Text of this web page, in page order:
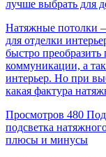
лучше выбрать для
Натяжные потолки
для отделки
быстро
коммуникации, а
интерьер. Но при
какая фактура
Просмотров 480
подсветка
плюсы и минусы